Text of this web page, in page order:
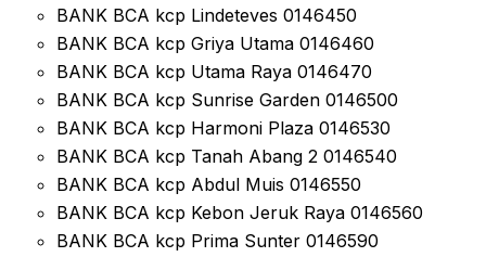
BANK BCA kcp Lindeteves 0146450
BANK BCA kcp Griya Utama 0146460
BANK BCA kcp Utama Raya 0146470
BANK BCA kcp Sunrise Garden 0146500
BANK BCA kcp Harmoni Plaza 0146530
BANK BCA kcp Tanah Abang 2 0146540
BANK BCA kcp Abdul Muis 0146550
BANK BCA kcp Kebon Jeruk Raya 0146560
BANK BCA kcp Prima Sunter 0146590